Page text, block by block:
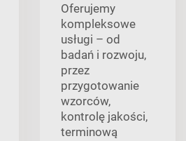
Oferujemy
kompleksowe
usługi – od
badań i rozwoju,
przez
przygotowanie
wzorców,
kontrolę jakości,
terminową